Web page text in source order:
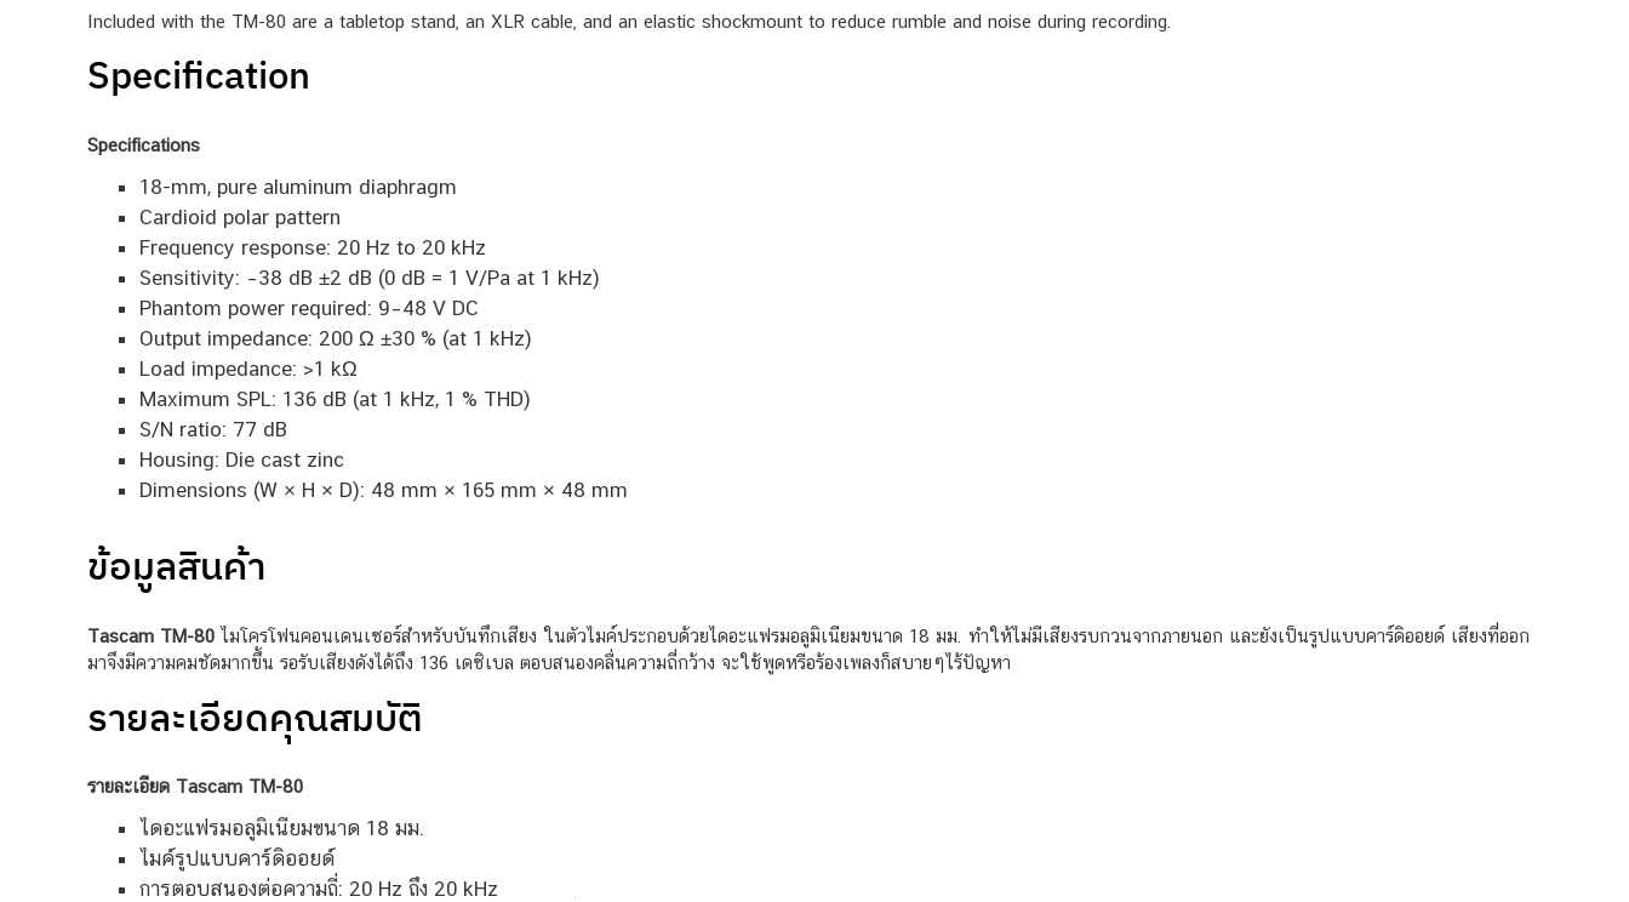
Included with the TM-80 are a tabletop stand, an XLR cable, and an elastic shockmount to reduce rumble and noise during recording.
Specification
Specifications
18-mm, pure aluminum diaphragm
Cardioid polar pattern
Frequency response: 20 Hz to 20 kHz
Sensitivity: –38 dB ±2 dB (0 dB = 1 V/Pa at 1 kHz)
Phantom power required: 9–48 V DC
Output impedance: 200 Ω ±30 % (at 1 kHz)
Load impedance: >1 kΩ
Maximum SPL: 136 dB (at 1 kHz, 1 % THD)
S/N ratio: 77 dB
Housing: Die cast zinc
Dimensions (W × H × D): 48 mm × 165 mm × 48 mm
ข้อมูลสินค้า
Tascam TM-80 ไมโครโฟนคอนเดนเซอร์สำหรับบันทึกเสียง ในตัวไมค์ประกอบด้วยไดอะแฟรมอลูมิเนียมขนาด 18 มม. ทำให้ไม่มีเสียงรบกวนจากภายนอก และยังเป็นรูปแบบคาร์ดิออยด์ เสียงที่ออก
มาจึงมีความคมชัดมากขึ้น รอรับเสียงดังได้ถึง 136 เดซิเบล ตอบสนองคลื่นความถี่กว้าง จะใช้พูดหรือร้องเพลงก็สบายๆไร้ปัญหา
รายละเอียดคุณสมบัติ
รายละเอียด Tascam TM-80
ไดอะแฟรมอลูมิเนียมขนาด 18 มม.
ไมค์รูปแบบคาร์ดิออยด์
การตอบสนองต่อความถี่: 20 Hz ถึง 20 kHz